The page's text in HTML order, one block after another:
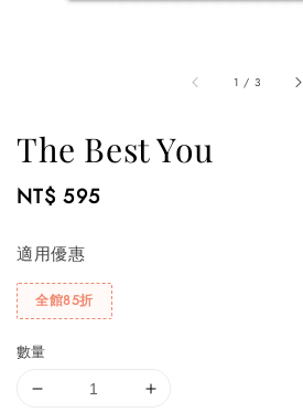
1 / 3
The Best You
Regular
NT$ 595
適用優惠
全館85折
數量